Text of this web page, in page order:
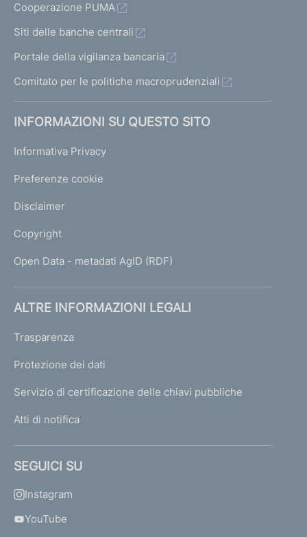
Cooperazione PUMA
Siti delle banche centrali
Portale della vigilanza bancaria
Comitato per le politiche macroprudenziali
INFORMAZIONI SU QUESTO SITO
Informativa Privacy
Preferenze cookie
Disclaimer
Copyright
Open Data - metadati AgID (RDF)
ALTRE INFORMAZIONI LEGALI
Trasparenza
Protezione dei dati
Servizio di certificazione delle chiavi pubbliche
Atti di notifica
SEGUICI SU
Instagram
YouTube